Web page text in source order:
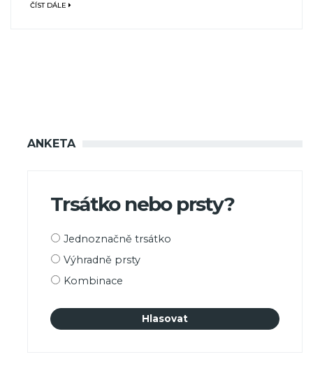
ČÍST DÁLE
ANKETA
Trsátko nebo prsty?
Možnosti
Jednoznačně trsátko
Výhradně prsty
Kombinace